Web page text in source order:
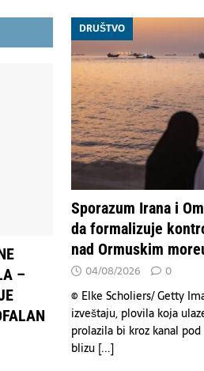
–
DRUŠTVO
Sporazum Irana i
da formalizuje
nad Ormuskim
04/08/2026 0
© Elke Scholiers/ Getty
izveštaju, plovila koja
prolazila bi kroz kanal
blizu [...]